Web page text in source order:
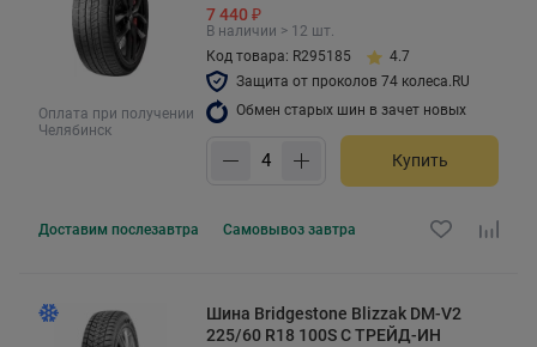
Оплата при получении
Челябинск
7 440 ₽
В наличии > 12 шт.
Код товара: R295185
4.7
Защита от проколов 74 колеса.RU
Обмен старых шин в зачет новых
Купить
Доставим послезавтра Самовывоз завтра
Шина Bridgestone Blizzak DM-V2
225/60 R18 100S С ТРЕЙД-ИН